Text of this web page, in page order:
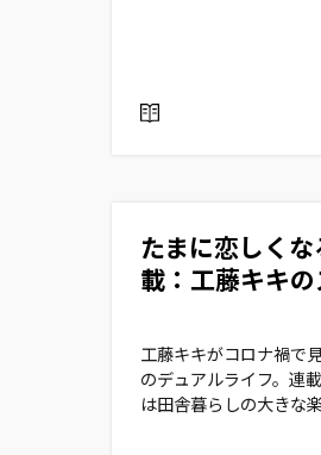
R
E
たまに恋しく
載：工藤キキ
工藤キキがコロナ禍で
のデュアルライフ。連
は田舎暮らしの大きな